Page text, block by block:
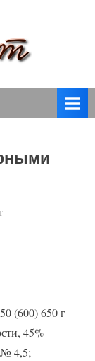
(600) 650 г
45%
4,5;